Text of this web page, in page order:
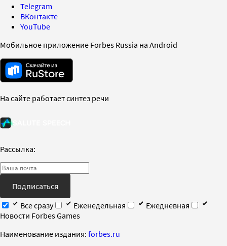
Telegram
ВКонтакте
YouTube
Мобильное приложение Forbes Russia на Android
На сайте работает синтез речи
Рассылка:
Подписаться
Все сразу
Еженедельная
Ежедневная
Новости Forbes Games
Наименование издания: forbes.ru